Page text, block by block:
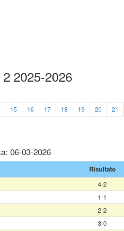
2025-2026
15 16 17 18 19 20 21
06-03-2026
Risultato
4-2
1-1
2-2
3-0